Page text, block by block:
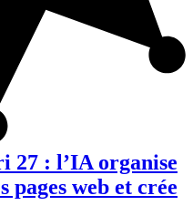
27 : l’IA organise
pages web et crée